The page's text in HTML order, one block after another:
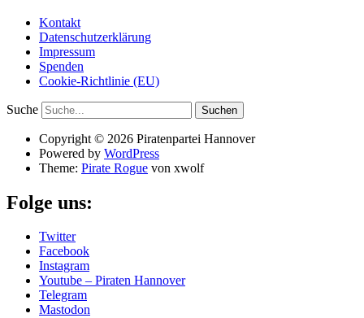
Kontakt
Datenschutzerklärung
Impressum
Spenden
Cookie-Richtlinie (EU)
Suche
Copyright © 2026 Piratenpartei Hannover
Powered by WordPress
Theme: Pirate Rogue von xwolf
Folge uns:
Twitter
Facebook
Instagram
Youtube – Piraten Hannover
Telegram
Mastodon